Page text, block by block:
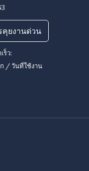
คุยงานด่วน
ร็ว:
/ วันที่ใช้งาน